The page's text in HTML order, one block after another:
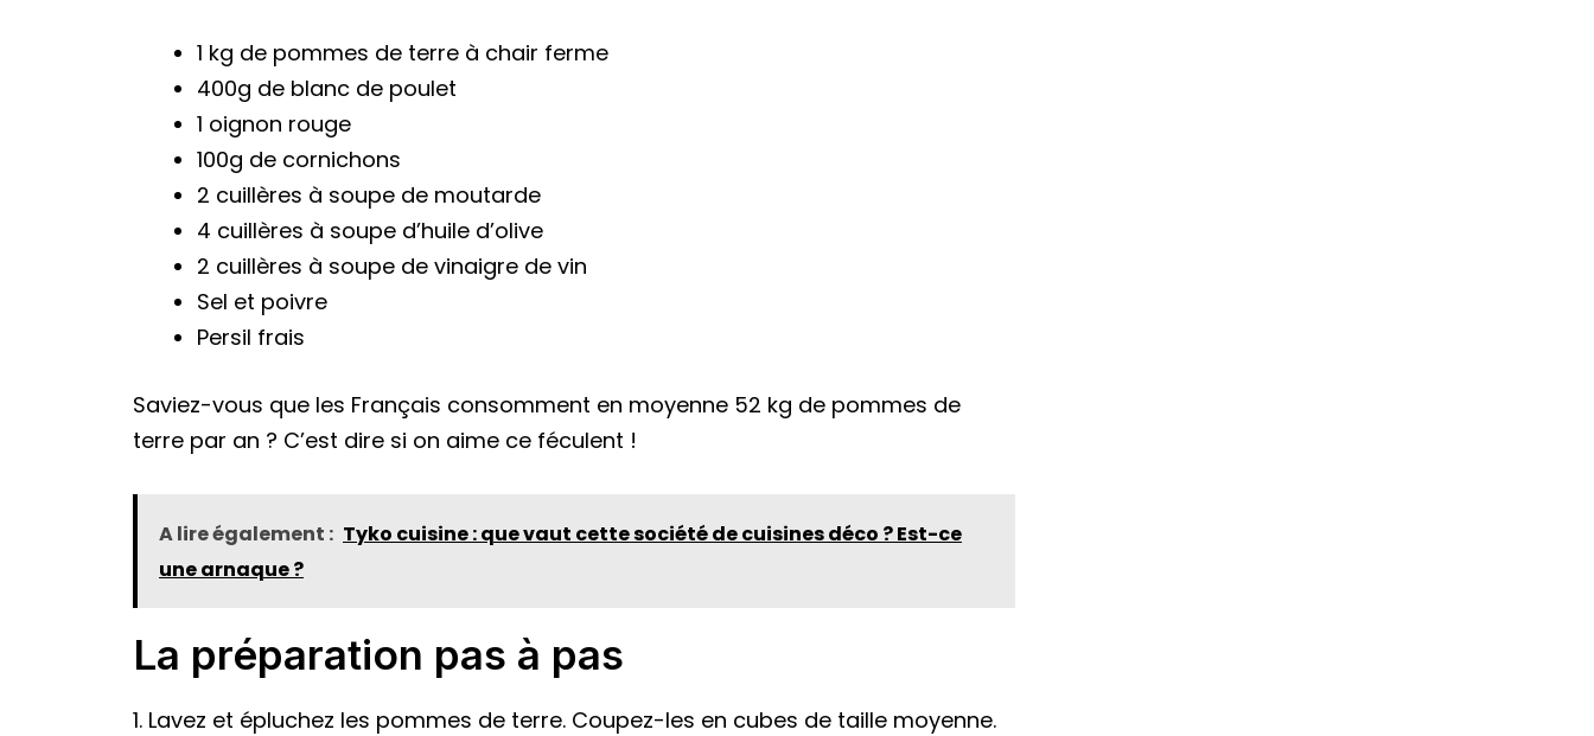
1 kg de pommes de terre à chair ferme
400g de blanc de poulet
1 oignon rouge
100g de cornichons
2 cuillères à soupe de moutarde
4 cuillères à soupe d’huile d’olive
2 cuillères à soupe de vinaigre de vin
Sel et poivre
Persil frais
Saviez-vous que les Français consomment en moyenne 52 kg de pommes de
terre par an ? C’est dire si on aime ce féculent !
A lire également : Tyko cuisine : que vaut cette société de cuisines déco ? Est-ce
une arnaque ?
La préparation pas à pas
1. Lavez et épluchez les pommes de terre. Coupez-les en cubes de taille moyenne.